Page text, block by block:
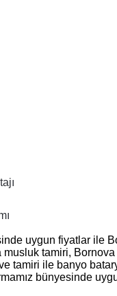
uygun fiyatlar ile
musluk tamiri,
tamiri ile banyo
bünyesinde